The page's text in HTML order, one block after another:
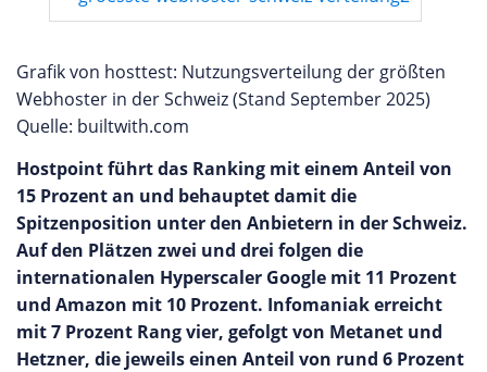
Grafik von hosttest: Nutzungsverteilung der größten
Webhoster in der Schweiz (Stand September 2025)
Quelle: builtwith.com
Hostpoint führt das Ranking mit einem Anteil von
15 Prozent an und behauptet damit die
Spitzenposition unter den Anbietern in der Schweiz.
Auf den Plätzen zwei und drei folgen die
internationalen Hyperscaler Google mit 11 Prozent
und Amazon mit 10 Prozent. Infomaniak erreicht
mit 7 Prozent Rang vier, gefolgt von Metanet und
Hetzner, die jeweils einen Anteil von rund 6 Prozent